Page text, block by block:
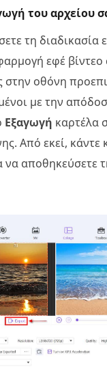
του αρχείου
τη διαδικασία
εφέ βίντεο
στην οθόνη
με την
Εξαγωγή καρτέλα
Από εκεί, κάντε
να αποθηκεύσετε